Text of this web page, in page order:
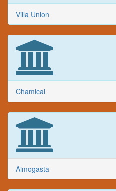
Villa Union
Chamical
Aimogasta